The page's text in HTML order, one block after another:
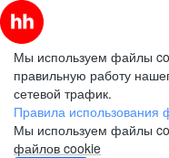
Мы используем файлы
правильную работу
сетевой трафик.
Правила использования
Мы используем файлы
файлов cookie